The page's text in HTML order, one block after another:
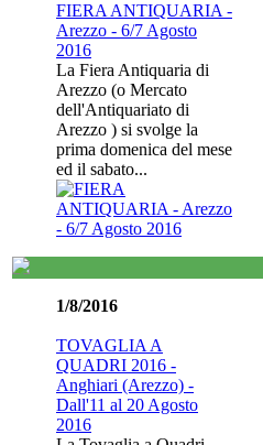
FIERA ANTIQUARIA -
Arezzo - 6/7 Agosto
2016
La Fiera Antiquaria di
Arezzo (o Mercato
dell'Antiquariato di
Arezzo ) si svolge la
prima domenica del mese
ed il sabato...
1/8/2016
TOVAGLIA A
QUADRI 2016 -
Anghiari (Arezzo) -
Dall'11 al 20 Agosto
2016